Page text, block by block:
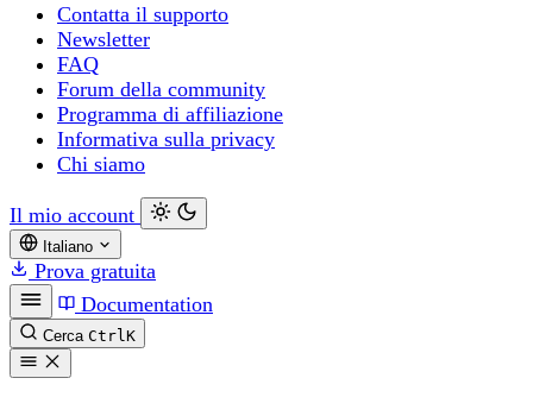
Contatta il supporto
Newsletter
FAQ
Forum della community
Programma di affiliazione
Informativa sulla privacy
Chi siamo
Il mio account
Italiano
Prova gratuita
Documentation
Cerca CtrlK